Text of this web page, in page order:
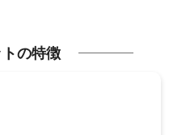
の特徴